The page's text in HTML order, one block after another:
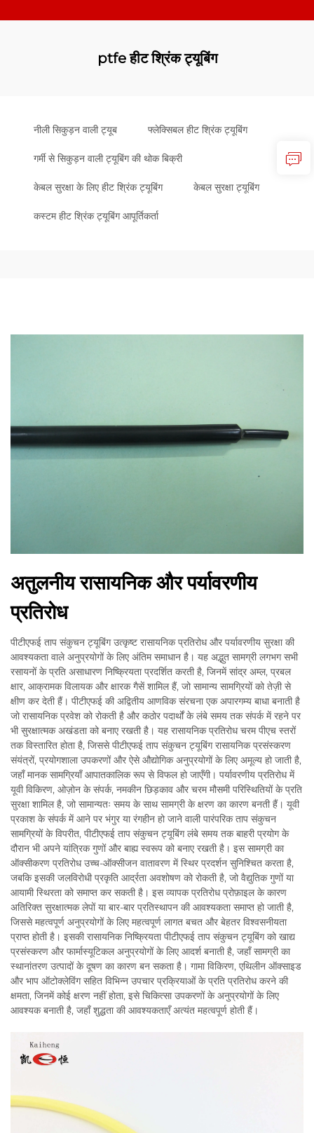
ptfe हीट श्रिंक ट्यूबिंग
नीली सिकुड़न वाली ट्यूब फ्लेक्सिबल हीट श्रिंक ट्यूबिंग
गर्मी से सिकुड़न वाली ट्यूबिंग की थोक बिक्री
केबल सुरक्षा के लिए हीट श्रिंक ट्यूबिंग केबल सुरक्षा ट्यूबिंग
कस्टम हीट श्रिंक ट्यूबिंग आपूर्तिकर्ता
अतुलनीय रासायनिक और पर्यावरणीय
प्रतिरोध
पीटीएफई ताप संकुचन ट्यूबिंग उत्कृष्ट रासायनिक प्रतिरोध और पर्यावरणीय सुरक्षा की
आवश्यकता वाले अनुप्रयोगों के लिए अंतिम समाधान है। यह अद्भुत सामग्री लगभग सभी
रसायनों के प्रति असाधारण निष्क्रियता प्रदर्शित करती है, जिनमें सांद्र अम्ल, प्रबल
क्षार, आक्रामक विलायक और क्षारक गैसें शामिल हैं, जो सामान्य सामग्रियों को तेज़ी से
क्षीण कर देती हैं। पीटीएफई की अद्वितीय आणविक संरचना एक अपारगम्य बाधा बनाती है
जो रासायनिक प्रवेश को रोकती है और कठोर पदार्थों के लंबे समय तक संपर्क में रहने पर
भी सुरक्षात्मक अखंडता को बनाए रखती है। यह रासायनिक प्रतिरोध चरम पीएच स्तरों
तक विस्तारित होता है, जिससे पीटीएफई ताप संकुचन ट्यूबिंग रासायनिक प्रसंस्करण
संयंत्रों, प्रयोगशाला उपकरणों और ऐसे औद्योगिक अनुप्रयोगों के लिए अमूल्य हो जाती है,
जहाँ मानक सामग्रियाँ आपातकालिक रूप से विफल हो जाएँगी। पर्यावरणीय प्रतिरोध में
यूवी विकिरण, ओज़ोन के संपर्क, नमकीन छिड़काव और चरम मौसमी परिस्थितियों के प्रति
सुरक्षा शामिल है, जो सामान्यतः समय के साथ सामग्री के क्षरण का कारण बनती हैं। यूवी
प्रकाश के संपर्क में आने पर भंगुर या रंगहीन हो जाने वाली पारंपरिक ताप संकुचन
सामग्रियों के विपरीत, पीटीएफई ताप संकुचन ट्यूबिंग लंबे समय तक बाहरी प्रयोग के
दौरान भी अपने यांत्रिक गुणों और बाह्य स्वरूप को बनाए रखती है। इस सामग्री का
ऑक्सीकरण प्रतिरोध उच्च-ऑक्सीजन वातावरण में स्थिर प्रदर्शन सुनिश्चित करता है,
जबकि इसकी जलविरोधी प्रकृति आर्द्रता अवशोषण को रोकती है, जो वैद्युतिक गुणों या
आयामी स्थिरता को समाप्त कर सकती है। इस व्यापक प्रतिरोध प्रोफ़ाइल के कारण
अतिरिक्त सुरक्षात्मक लेपों या बार-बार प्रतिस्थापन की आवश्यकता समाप्त हो जाती है,
जिससे महत्वपूर्ण अनुप्रयोगों के लिए महत्वपूर्ण लागत बचत और बेहतर विश्वसनीयता
प्राप्त होती है। इसकी रासायनिक निष्क्रियता पीटीएफई ताप संकुचन ट्यूबिंग को खाद्य
प्रसंस्करण और फार्मास्यूटिकल अनुप्रयोगों के लिए आदर्श बनाती है, जहाँ सामग्री का
स्थानांतरण उत्पादों के दूषण का कारण बन सकता है। गामा विकिरण, एथिलीन ऑक्साइड
और भाप ऑटोक्लेविंग सहित विभिन्न उपचार प्रक्रियाओं के प्रति प्रतिरोध करने की
क्षमता, जिनमें कोई क्षरण नहीं होता, इसे चिकित्सा उपकरणों के अनुप्रयोगों के लिए
आवश्यक बनाती है, जहाँ शुद्धता की आवश्यकताएँ अत्यंत महत्वपूर्ण होती हैं।